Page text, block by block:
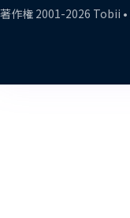
著作権 2001-2026 Tobii •